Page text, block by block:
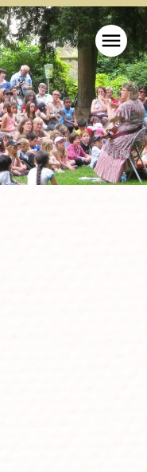
menu